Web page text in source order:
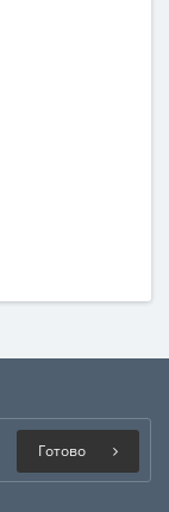
Готово